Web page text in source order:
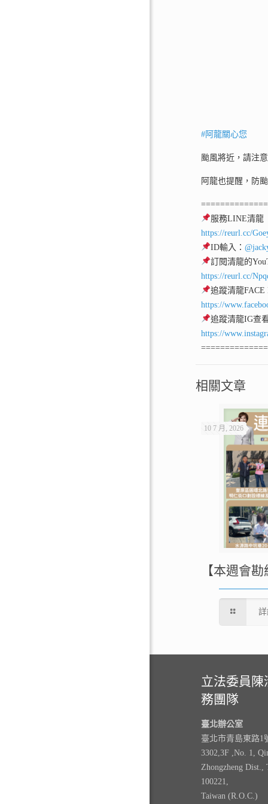
#阿龍關心您
颱風將近，請注
阿龍也提醒，防
服務LINE清龍
https://reurl.cc/
ID輸入：
訂閱清龍的
https://reurl.cc/
追蹤清龍
https://
追蹤清龍IG查
https://
相關文章
10 7 月, 2026
【本週會
立法委員
務團隊
臺北辦公室
臺北市青島東路1
3302,3F ,No. 1,
Zhongzheng Dist.,
100221,
Taiwan (R.O.C.)